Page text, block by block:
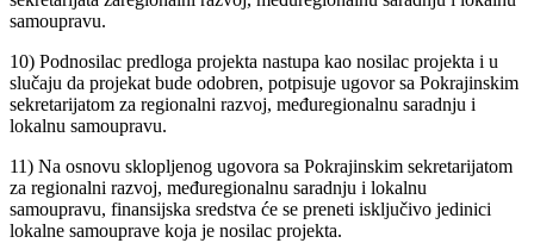
samoupravu.
10) Podnosilac predloga projekta nastupa kao nosilac projekta i u
slučaju da projekat bude odobren, potpisuje ugovor sa Pokrajinskim
sekretarijatom za regionalni razvoj, međuregionalnu saradnju i
lokalnu samoupravu.
11) Na osnovu sklopljenog ugovora sa Pokrajinskim sekretarijatom
za regionalni razvoj, međuregionalnu saradnju i lokalnu
samoupravu, finansijska sredstva će se preneti isključivo jedinici
lokalne samouprave koja je nosilac projekta.